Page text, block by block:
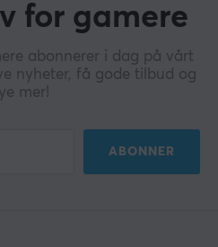
for gamere
abonnerer i dag på vårt
nyheter, få gode tilbud og
mer!
ABONNER